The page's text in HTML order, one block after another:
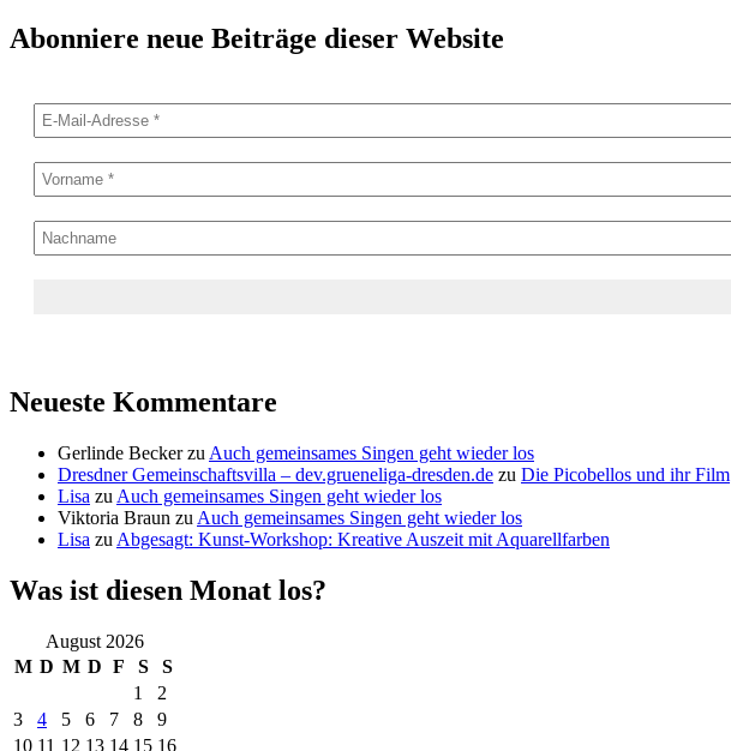
Abonniere neue Beiträge dieser Website
Neueste Kommentare
Gerlinde Beckerzu Auch gemeinsames Singen geht wieder los
Dresdner Gemeinschaftsvilla – dev.grueneliga-dresden.de zu Die Picobellos und ihr Film
Lisa zu Auch gemeinsames Singen geht wieder los
Viktoria Braun zu Auch gemeinsames Singen geht wieder los
Lisa zu Abgesagt: Kunst-Workshop: Kreative Auszeit mit Aquarellfarben
Was ist diesen Monat los?
August 2026
M D M D F S
S
1
2
3
4 5 6 7 8
9
10 11 12 13 14 15 16